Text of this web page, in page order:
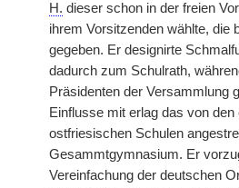
H. dieser schon in der freien
ihrem Vorsitzenden wählte, die
gegeben. Er designirte
dadurch zum Schulrath,
Präsidenten der Versammlung
Einflusse mit erlag das von
ostfriesischen Schulen
Gesammtgymnasium. Er
Vereinfachung der deutschen